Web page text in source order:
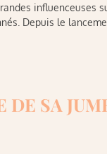
influenceuses
Depuis le
DE SA